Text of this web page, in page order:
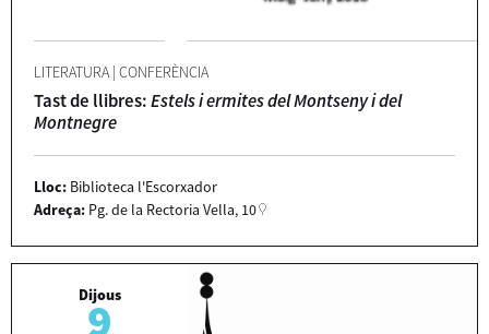
LITERATURA | CONFERÈNCIA
Tast de llibres:Estels i ermites del Montseny i del
Montnegre
Lloc: Biblioteca l'Escorxador
Adreça: Pg. de la Rectoria Vella, 10
Dijous
9